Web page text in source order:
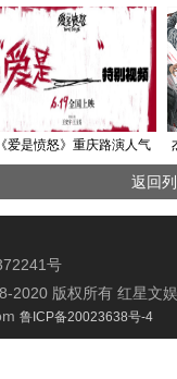
《爱是愤怒》重庆路演人气
爆棚 王安宇王玉雯拆解西西
斯式坚守 终极海报与街头
返回
号
2020 版权所有 红星文
鲁ICP备20023638号-4